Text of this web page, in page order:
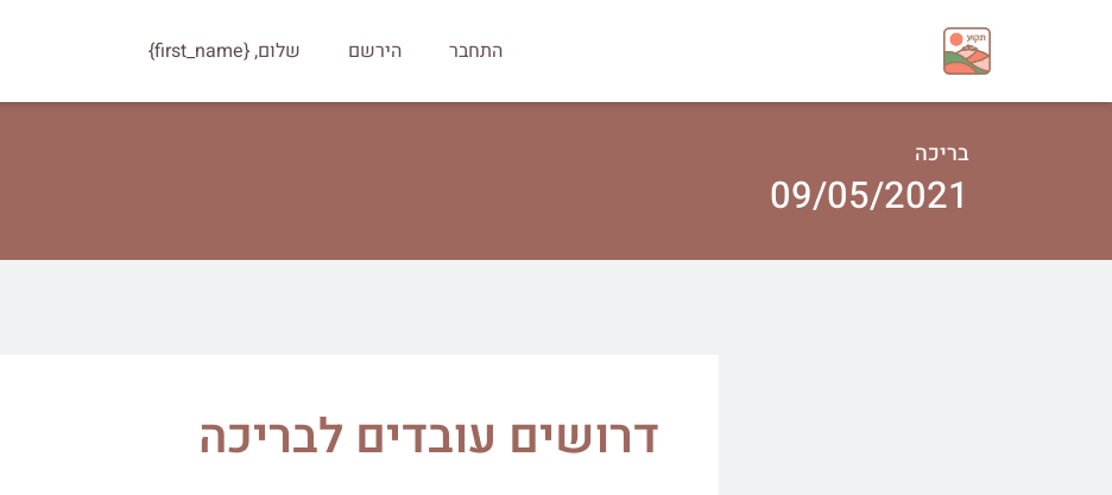
התחבר הירשם שלום, {first_name}
בריכה
09/05/2021
דרושים עובדים לבריכה